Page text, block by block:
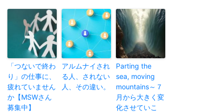
「つないで終わ
り」の仕事に、
疲れていません
か【MSWさん
募集中】
アルムナイされ
る人、されない
人、その違い。
Parting the
sea, moving
mountains～７
月から大きく変
化させていこ